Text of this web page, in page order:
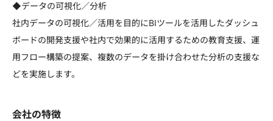
◆データの可視化／分析
社内データの可視化／活用を目的にBIツールを活用したダッシュ
ボードの開発支援や社内で効果的に活用するための教育支援、運
用フロー構築の提案、複数のデータを掛け合わせた分析の支援な
どを実施します。
会社の特徴